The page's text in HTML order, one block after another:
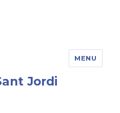
Jordi
MENU